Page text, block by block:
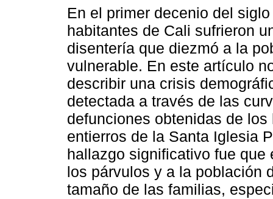
En el primer decenio del
habitantes de Cali sufrieron
disentería que diezmó a la
vulnerable. En este artículo
describir una crisis
detectada a través de las
defunciones obtenidas de los
entierros de la Santa Iglesia
hallazgo significativo fue
los párvulos y a la población
tamaño de las familias,